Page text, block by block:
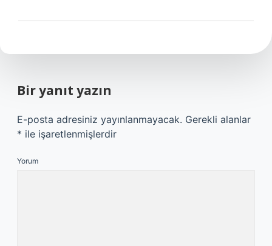
Bir yanıt yazın
E-posta adresiniz yayınlanmayacak. Gerekli alanlar
* ile işaretlenmişlerdir
Yorum